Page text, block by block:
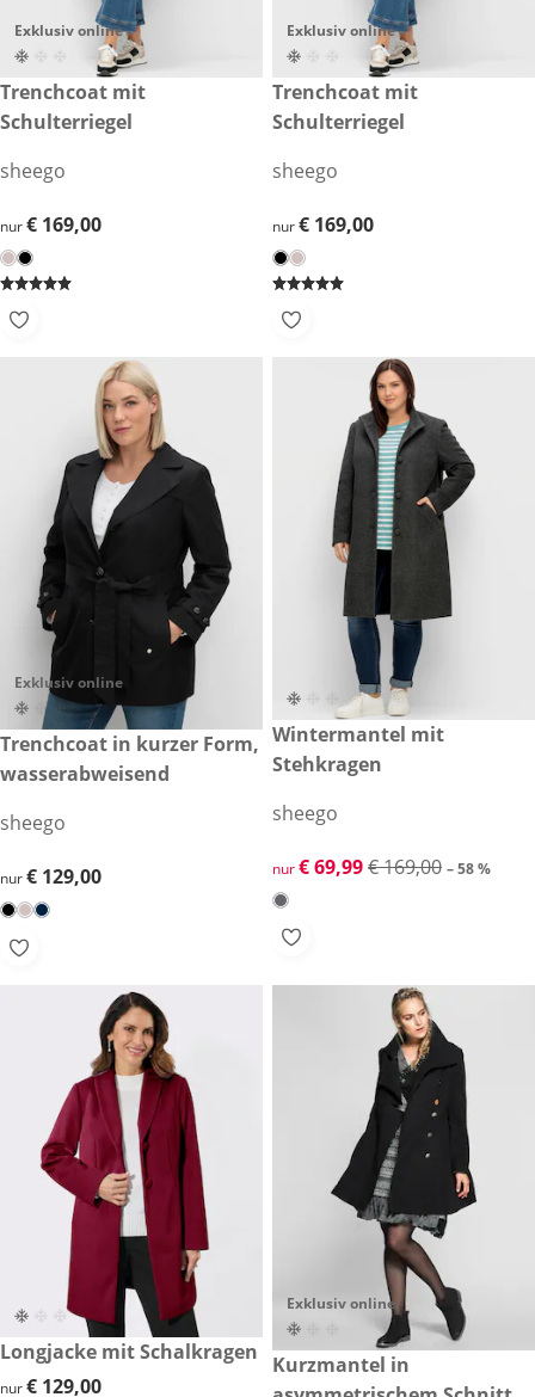
Exklusiv online
€ 169,00
Trenchcoat mit
Schulterriegel
sheego
€ 169,00
nur€ 169,00
Exklusiv online
€ 169,00
Trenchcoat mit
Schulterriegel
sheego
€ 169,00
nur€ 169,00
Exklusiv online
€ 129,00
Trenchcoat in kurzer Form,
wasserabweisend
sheego
€ 129,00
nur€ 129,00
reduzierter Preis € 69,99,
-58 %
Wintermantel mit
Stehkragen
sheego
reduzierter Preis € 69,99,
nur€ 69,99€ 169,00 – 58 %
€ 129,00
Longjacke mit Schalkragen
€ 129,00
nur€ 129,00
Exklusiv online
€ 189,00
Kurzmantel in